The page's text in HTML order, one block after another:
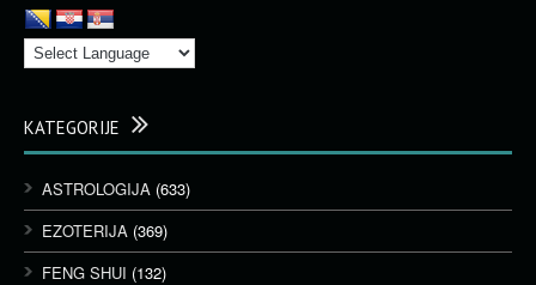
KATEGORIJE
ASTROLOGIJA (633)
EZOTERIJA (369)
FENG SHUI (132)